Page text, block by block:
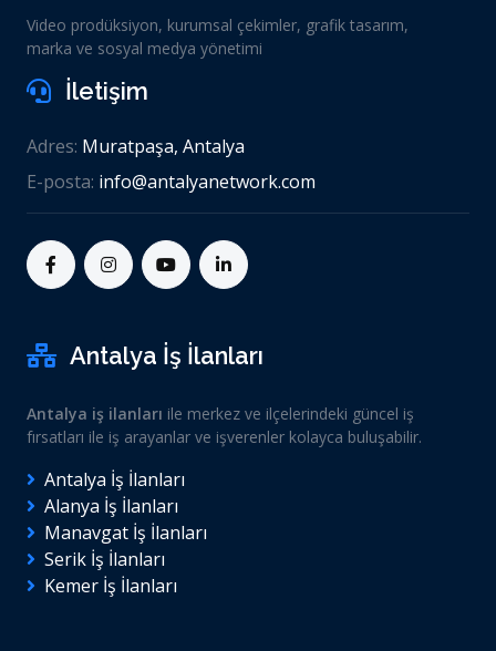
Video prodüksiyon, kurumsal çekimler, grafik tasarım,
marka ve sosyal medya yönetimi
İletişim
Adres: Muratpaşa, Antalya
E-posta: info@antalyanetwork.com
Antalya İş İlanları
Antalya iş ilanları ile merkez ve ilçelerindeki güncel iş
fırsatları ile iş arayanlar ve işverenler kolayca buluşabilir.
Antalya İş İlanları
Alanya İş İlanları
Manavgat İş İlanları
Serik İş İlanları
Kemer İş İlanları